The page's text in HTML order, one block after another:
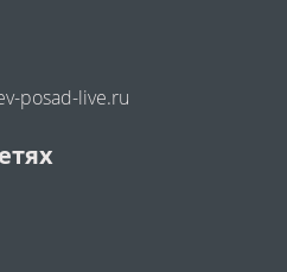
posad-live.ru